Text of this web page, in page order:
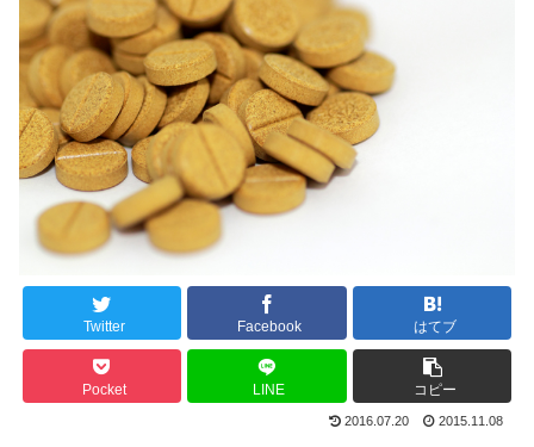
Twitter Facebook はてブ
Pocket LINE コピー
2016.07.20 2015.11.08